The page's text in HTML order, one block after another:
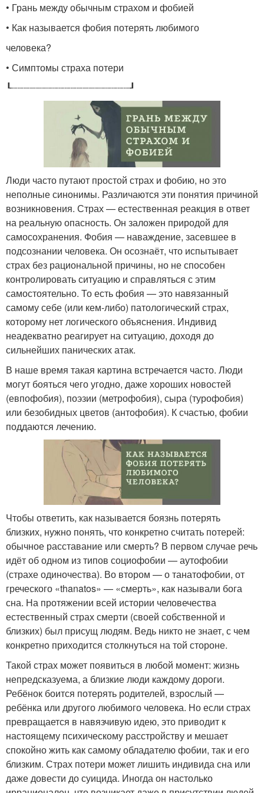
• Грань между обычным страхом и фобией
• Как называется фобия потерять любимого
человека?
• Симптомы страха потери
┖┈┈┈┈┈┈┈┈┈┈┈┈┈┈┈┈┈┈┈┈┚
Люди часто путают простой страх и фобию, но это
неполные синонимы. Различаются эти понятия причиной
возникновения. Страх — естественная реакция в ответ
на реальную опасность. Он заложен природой для
самосохранения. Фобия — наваждение, засевшее в
подсознании человека. Он осознаёт, что испытывает
страх без рациональной причины, но не способен
контролировать ситуацию и справляться с этим
самостоятельно. То есть фобия — это навязанный
самому себе (или кем-либо) патологический страх,
которому нет логического объяснения. Индивид
неадекватно реагирует на ситуацию, доходя до
сильнейших панических атак.
В наше время такая картина встречается часто. Люди
могут бояться чего угодно, даже хороших новостей
(евпофобия), поэзии (метрофобия), сыра (турофобия)
или безобидных цветов (антофобия). К счастью, фобии
поддаются лечению.
Чтобы ответить, как называется боязнь потерять
близких, нужно понять, что конкретно считать потерей:
обычное расставание или смерть? В первом случае речь
идёт об одном из типов социофобии — аутофобии
(страхе одиночества). Во втором — о танатофобии, от
греческого «thanatos» — «смерть», как называли бога
сна. На протяжении всей истории человечества
естественный страх смерти (своей собственной и
близких) был присущ людям. Ведь никто не знает, с чем
конкретно приходится столкнуться на той стороне.
Такой страх может появиться в любой момент: жизнь
непредсказуема, а близкие люди каждому дороги.
Ребёнок боится потерять родителей, взрослый —
ребёнка или другого любимого человека. Но если страх
превращается в навязчивую идею, это приводит к
настоящему психическому расстройству и мешает
спокойно жить как самому обладателю фобии, так и его
близким. Страх потери может лишить индивида сна или
даже довести до суицида. Иногда он настолько